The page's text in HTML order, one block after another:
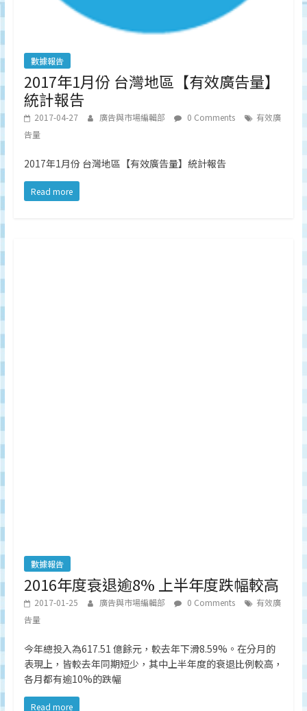
數據報告
2017年1月份 台灣地區【有效廣告量】
統計報告
2017-04-27 廣告與市場編輯部 0 Comments
有效廣
告量
2017年1月份 台灣地區【有效廣告量】統計報告
Read more
數據報告
2016年度衰退逾8% 上半年度跌幅較高
2017-01-25 廣告與市場編輯部 0 Comments
有效廣
告量
今年總投入為617.51 億餘元，較去年下滑8.59%。在分月的
表現上，皆較去年同期短少，其中上半年度的衰退比例較高，
各月都有逾10%的跌幅
Read more